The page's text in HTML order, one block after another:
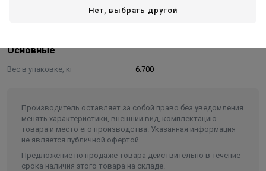
Основные
Вес в упаковке, кг 6.700
Производитель оставляет за собой право без уведомления
менять характеристики, внешний вид, комплектацию
товара и место его производства. Указанная информация
не является публичной офертой.
Предложение по продаже товара действительно в течение
срока наличия этого товара на складе.
Нет, выбрать другой